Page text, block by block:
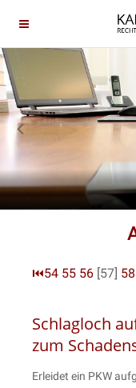
⏮54 55 56 [57] 58
Schlagloch
zum
Erleidet ein PKW